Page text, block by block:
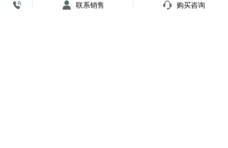
联系销售 购买咨询